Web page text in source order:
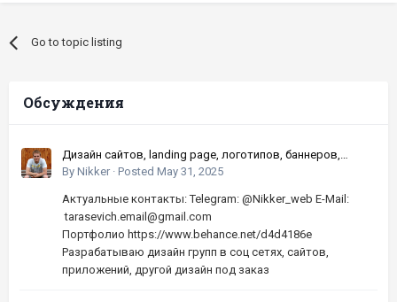
Go to topic listing
Обсуждения
Дизайн сайтов, landing page, логотипов, баннеров,
шапок | Высокое качество, по хорошей цене
By Nikker · Posted May 31, 2025
Актуальные контакты: Telegram: @Nikker_web E-Mail:
tarasevich.email@gmail.com
Портфолио https://www.behance.net/d4d4186e
Разрабатываю дизайн групп в соц сетях, сайтов,
приложений, другой дизайн под заказ